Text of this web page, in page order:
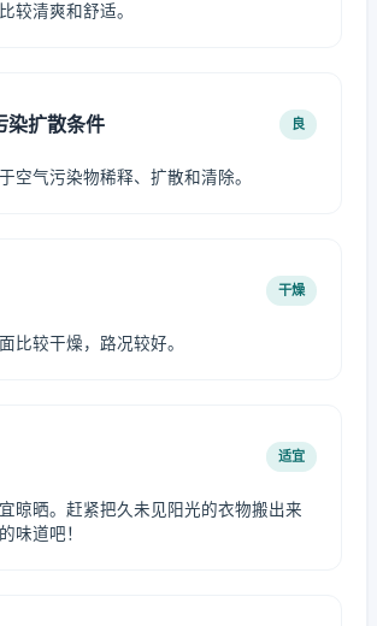
较清爽和舒适。
染扩散条件 良
空气污染物稀释、扩散和清除。
干燥
比较干燥，路况较好。
适宜
晾晒。赶紧把久未见阳光的衣物搬出来
味道吧！